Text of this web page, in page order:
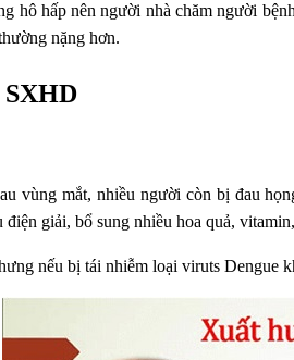
hô hấp nên người nhà chăm người
nặng hơn.
SXHD
vùng mắt, nhiều người còn bị đau
giải, bổ sung nhiều hoa quả,
nếu bị tái nhiễm loại viruts Dengue